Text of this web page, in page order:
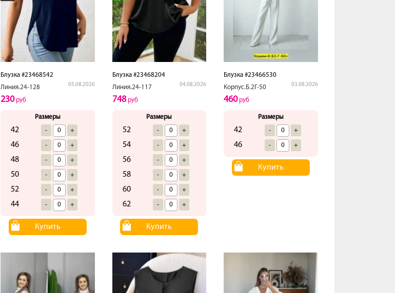
Блузка #23468542
Линия.24-128
05.08.2026
230руб
Размеры
42 - +
46 - +
48 - +
50 - +
52 - +
44 - +
Купить
Блузка #23468204
Линия.24-117
04.08.2026
748руб
Размеры
52 - +
54 - +
56 - +
58 - +
60 - +
62 - +
Купить
Блузка #23466530
Корпус.Б.2Г-50
03.08.2026
460руб
Размеры
42 - +
46 - +
Купить